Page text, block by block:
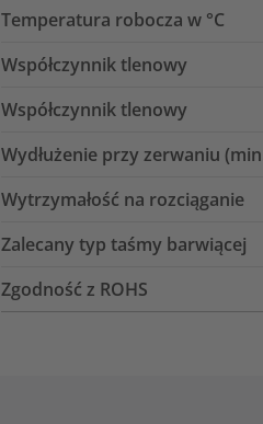
Temperatura robocza w °C
Współczynnik tlenowy
Współczynnik tlenowy
Wydłużenie przy zerwaniu
Wytrzymałość na rozciąganie
Zalecany typ taśmy barwiącej
Zgodność z ROHS